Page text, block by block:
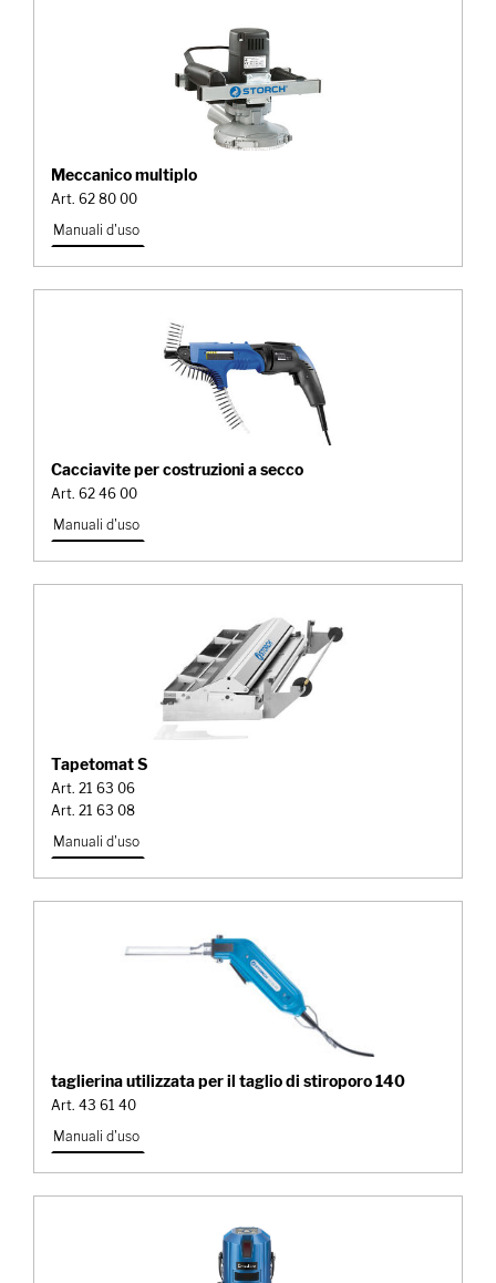
Meccanico multiplo
Art. 62 80 00
Manuali d'uso
Cacciavite per costruzioni a secco
Art. 62 46 00
Manuali d'uso
Tapetomat S
Art. 21 63 06
Art. 21 63 08
Manuali d'uso
taglierina utilizzata per il taglio di stiroporo 140
Art. 43 61 40
Manuali d'uso